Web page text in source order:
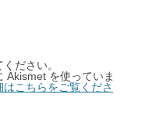
ください。
Akismet を使っていま
こちらをご覧くださ